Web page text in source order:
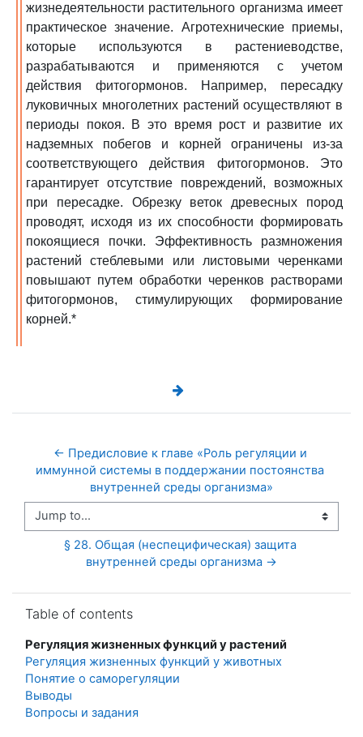
жизнедеятельности растительного организма имеет
практическое значение. Агротехнические приемы,
которые используются в растениеводстве,
разрабатываются и применяются с учетом
действия фитогормонов. Например, пересадку
луковичных многолетних растений осуществляют в
периоды покоя. В это время рост и развитие их
надземных побегов и корней ограничены из-за
соответствующего действия фитогормонов. Это
гарантирует отсутствие повреждений, возможных
при пересадке. Обрезку веток древесных пород
проводят, исходя из их способности формировать
покоящиеся почки. Эффективность размножения
растений стеблевыми или листовыми черенками
повышают путем обработки черенков растворами
фитогормонов, стимулирующих формирование
корней.*
← Предисловие к главе «Роль регуляции и
иммунной системы в поддержании постоянства
внутренней среды организма»
Jump to...
§ 28. Общая (неспецифическая) защита
внутренней среды организма →
Table of contents
Регуляция жизненных функций у растений
Регуляция жизненных функций у животных
Понятие о саморегуляции
Выводы
Вопросы и задания